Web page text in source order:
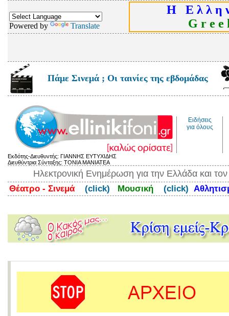
Powered by Translate
Η Ε λ λ η
G r e e
Πάμε Σινεμά ; Οι ταινίες της εβδομάδας
Ειδήσεις
για όλους
Εκδότης-Διευθυντής: ΓΙΑΝΝΗΣ ΕΥΤΥΧΙΔΗΣ
Διευθύντρια Σύνταξης: ΤΟΝΙΑ ΜΑΝΙΑΤΕΑ
Ηλεκτρονική Ενημέρωση για την Ελλάδα και
Θέατρο - Σινεμά (click) Μουσική (click)